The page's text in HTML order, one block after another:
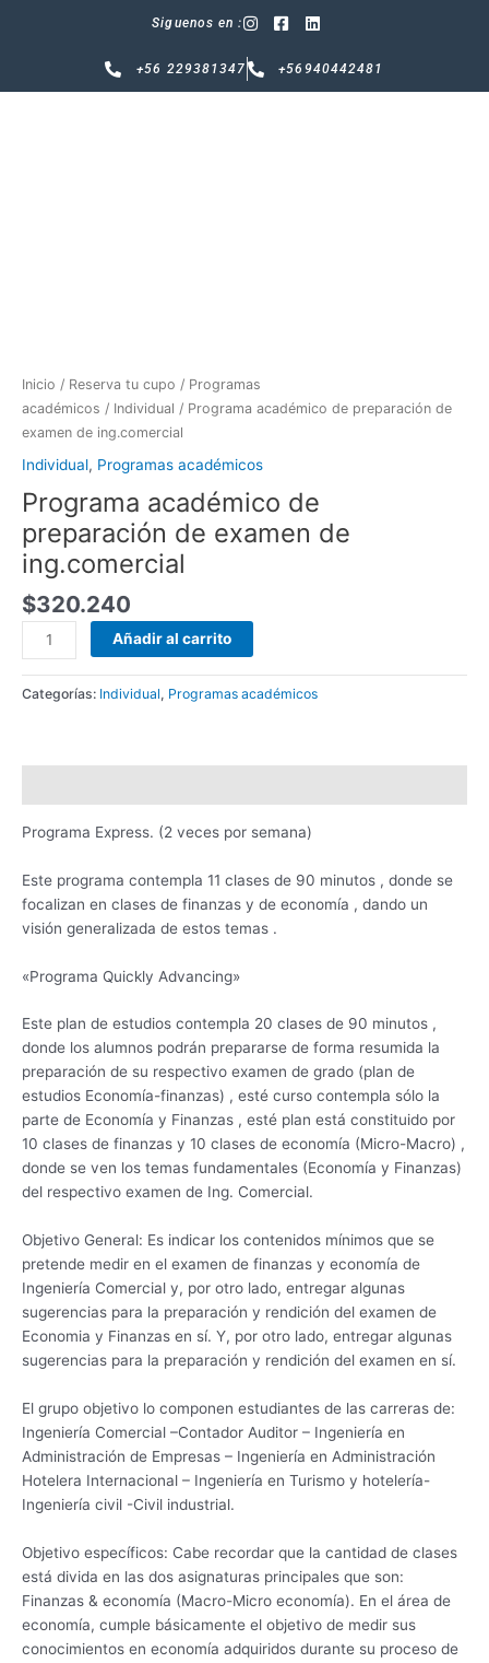
Siguenos en :
+56 229381347 +56940442481
Inicio / Reserva tu cupo / Programas
académicos / Individual / Programa académico de preparación de
examen de ing.comercial
Individual, Programas académicos
Programa académico de
preparación de examen de
ing.comercial
$320.240
Añadir al carrito
Categorías: Individual, Programas académicos
Programa Express. (2 veces por semana)
Este programa contempla 11 clases de 90 minutos , donde se
focalizan en clases de finanzas y de economía , dando un
visión generalizada de estos temas .
«Programa Quickly Advancing»
Este plan de estudios contempla 20 clases de 90 minutos ,
donde los alumnos podrán prepararse de forma resumida la
preparación de su respectivo examen de grado (plan de
estudios Economía-finanzas) , esté curso contempla sólo la
parte de Economía y Finanzas , esté plan está constituido por
10 clases de finanzas y 10 clases de economía (Micro-Macro) ,
donde se ven los temas fundamentales (Economía y Finanzas)
del respectivo examen de Ing. Comercial.
Objetivo General: Es indicar los contenidos mínimos que se
pretende medir en el examen de finanzas y economía de
Ingeniería Comercial y, por otro lado, entregar algunas
sugerencias para la preparación y rendición del examen de
Economia y Finanzas en sí. Y, por otro lado, entregar algunas
sugerencias para la preparación y rendición del examen en sí.
El grupo objetivo lo componen estudiantes de las carreras de:
Ingeniería Comercial –Contador Auditor – Ingeniería en
Administración de Empresas – Ingeniería en Administración
Hotelera Internacional – Ingeniería en Turismo y hotelería-
Ingeniería civil -Civil industrial.
Objetivo específicos: Cabe recordar que la cantidad de clases
está divida en las dos asignaturas principales que son:
Finanzas & economía (Macro-Micro economía). En el área de
economía, cumple básicamente el objetivo de medir sus
conocimientos en economía adquiridos durante su proceso de